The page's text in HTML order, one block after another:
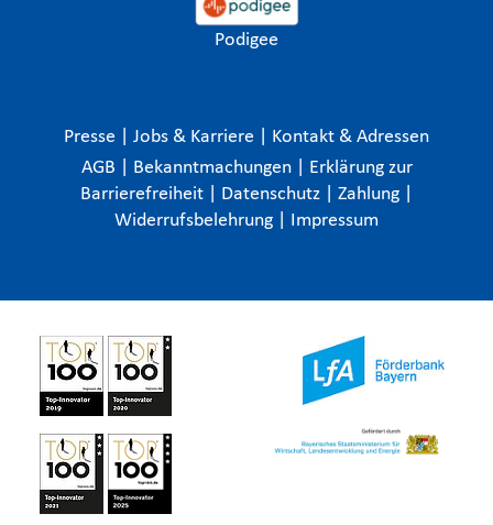
Podigee
Presse Jobs & Karriere
Kontakt & Adressen
AGB
Bekanntmachungen
Erklärung zur
Barrierefreiheit
Datenschutz Zahlung
Widerrufsbelehrung
Impressum